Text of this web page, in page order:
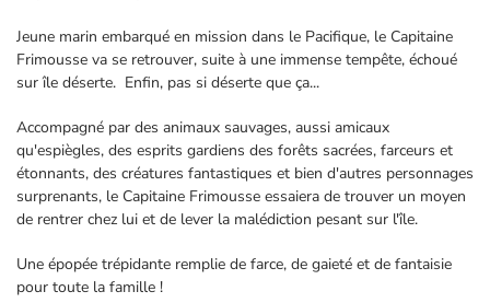
Jeune marin embarqué en mission dans le Pacifique, le Capitaine
Frimousse va se retrouver, suite à une immense tempête, échoué
sur île déserte. Enfin, pas si déserte que ça...
Accompagné par des animaux sauvages, aussi amicaux
qu'espiègles, des esprits gardiens des forêts sacrées, farceurs et
étonnants, des créatures fantastiques et bien d'autres personnages
surprenants, le Capitaine Frimousse essaiera de trouver un moyen
de rentrer chez lui et de lever la malédiction pesant sur l'île.
Une épopée trépidante remplie de farce, de gaieté et de fantaisie
pour toute la famille !